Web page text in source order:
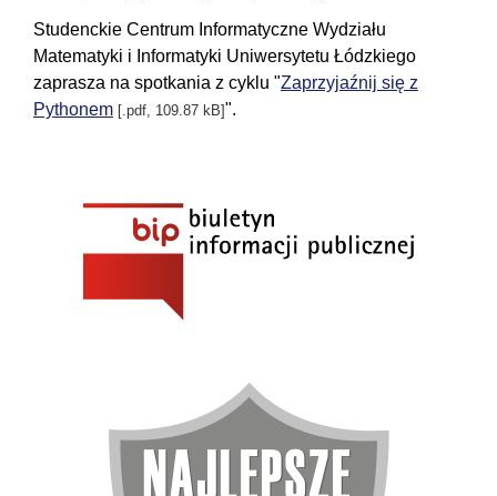
Studenckie Centrum Informatyczne Wydziału
Matematyki i Informatyki Uniwersytetu Łódzkiego
zaprasza na spotkania z cyklu "Zaprzyjaźnij się z
Pythonem [.pdf, 109.87 kB]".